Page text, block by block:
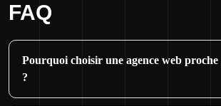
FAQ
Pourquoi choisir une agence web
?